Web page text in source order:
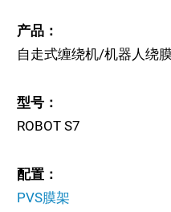
产品：
自走式缠绕机/机器人绕
型号：
ROBOT S7
配置：
PVS膜架